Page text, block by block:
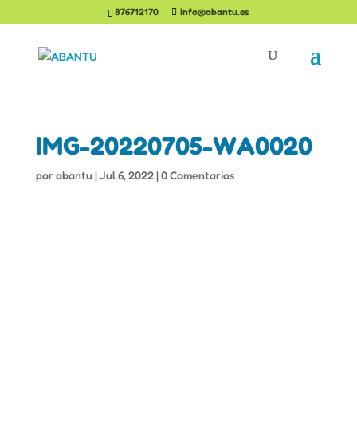
876712170 info@abantu.es
IMG-20220705-WA0020
porabantu |Jul 6, 2022|0 Comentarios